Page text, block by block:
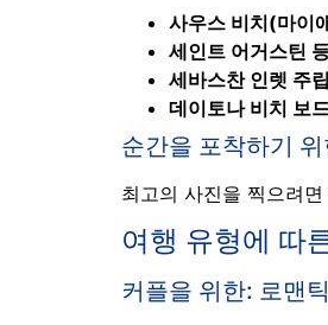
사우스 비치(마이
세인트 어거스틴
세바스찬 인렛 주
데이토나 비치 보
순간을 포착하기 위
최고의 사진을 찍으려
여행 유형에 따
커플을 위한: 로맨